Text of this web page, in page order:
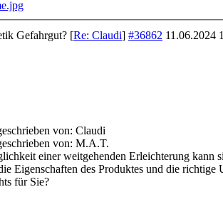
Gefahrgut? [Re: Claudi] #36862 11.06.2024
von: Claudi
von: M.A.T.
einer weitgehenden Erleichterung kann
Eigenschaften des Produktes und die
für Sie?